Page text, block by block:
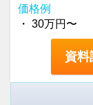
価格例
・ 30万円〜
資料